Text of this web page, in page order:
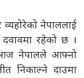
नेपाललाई
रहेको छ ।
आज नेपालले आफ्नो
निकाल्ने दाउमा